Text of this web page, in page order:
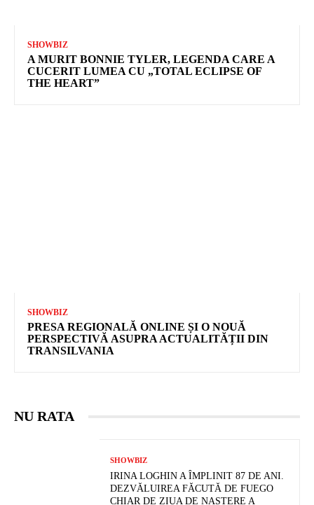
SHOWBIZ
A MURIT BONNIE TYLER, LEGENDA CARE A
CUCERIT LUMEA CU „TOTAL ECLIPSE OF
THE HEART”
SHOWBIZ
PRESA REGIONALĂ ONLINE ȘI O NOUĂ
PERSPECTIVĂ ASUPRA ACTUALITĂȚII DIN
TRANSILVANIA
NU RATA
SHOWBIZ
IRINA LOGHIN A ÎMPLINIT 87 DE ANI.
DEZVĂLUIREA FĂCUTĂ DE FUEGO
CHIAR DE ZIUA DE NAȘTERE A